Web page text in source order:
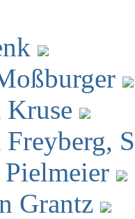
Grantz